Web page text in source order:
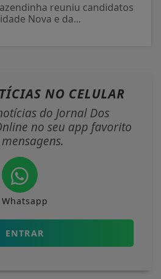
reuniu candidatos
Nova e da...
NO CELULAR
do Jornal Dos
no seu app favorito
Whatsapp
ENTRAR